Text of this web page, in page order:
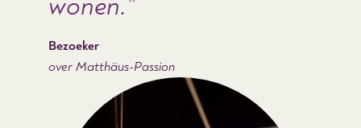
Bezoeker
over Matthäus-Passion